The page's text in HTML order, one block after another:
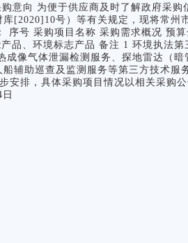
意向 为便于供应商及时了解政府采购
[2020]10号）等有关规定，现将常州
序号 采购项目名称 采购需求概况 预算
品、环境标志产品 备注 1 环境执法第
像气体泄漏检测服务、探地雷达（暗
辅助巡查及监测服务等第三方技术服
安排，具体采购项目情况以相关采购公